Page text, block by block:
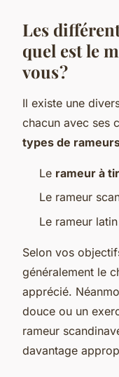
Les
quel est le
vous ?
Il existe une
chacun avec ses
types de
Le rameur à
Le rameur
Le rameur
Selon vos
généralement le
apprécié.
douce ou un
rameur
davantage